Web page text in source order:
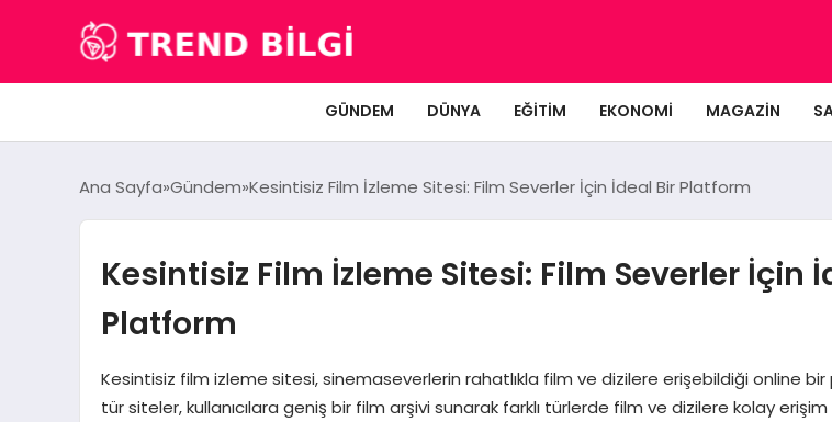
GÜNDEM DÜNYA EĞITIM EKONOMI MAGAZIN
Ana Sayfa Gündem Kesintisiz Film İzleme Sitesi: Film Severler İçin İdeal Bir Platform
Kesintisiz Film İzleme Sitesi: Film Severler İçin
Platform
Kesintisiz film izleme sitesi, sinemaseverlerin rahatlıkla film ve dizilere erişebildiği online
tür siteler, kullanıcılara geniş bir film arşivi sunarak farklı türlerde film ve dizilere kolay erişim